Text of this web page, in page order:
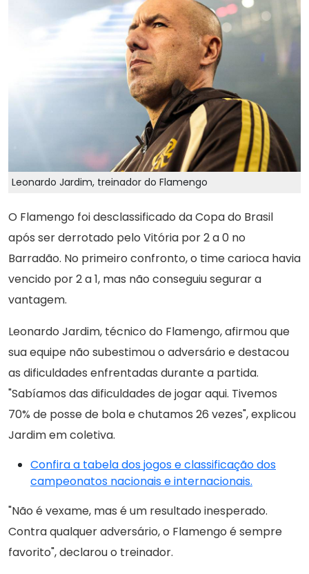
Leonardo Jardim, treinador do Flamengo
O Flamengo foi desclassificado da Copa do Brasil
após ser derrotado pelo Vitória por 2 a 0 no
Barradão. No primeiro confronto, o time carioca havia
vencido por 2 a 1, mas não conseguiu segurar a
vantagem.
Leonardo Jardim, técnico do Flamengo, afirmou que
sua equipe não subestimou o adversário e destacou
as dificuldades enfrentadas durante a partida.
"Sabíamos das dificuldades de jogar aqui. Tivemos
70% de posse de bola e chutamos 26 vezes", explicou
Jardim em coletiva.
Confira a tabela dos jogos e classificação dos
campeonatos nacionais e internacionais.
"Não é vexame, mas é um resultado inesperado.
Contra qualquer adversário, o Flamengo é sempre
favorito", declarou o treinador.